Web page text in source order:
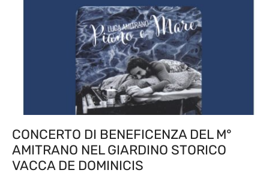
CONCERTO DI BENEFICENZA DEL M°
AMITRANO NEL GIARDINO STORICO
VACCA DE DOMINICIS